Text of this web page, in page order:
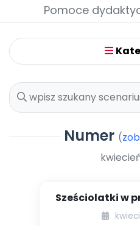
Archiwalne numery
Pomoc
Pomoce
Numer (
Sześciolatki w
rozwijać ich